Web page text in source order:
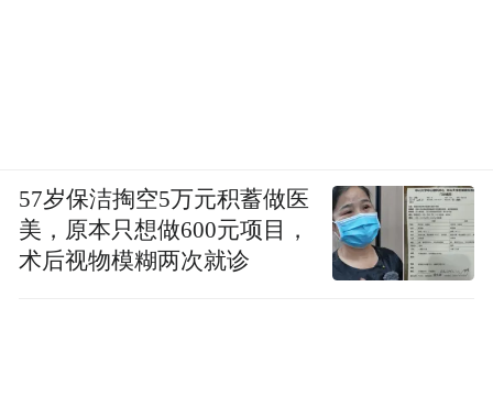
57岁保洁掏空5万元积蓄做医
美，原本只想做600元项目，
术后视物模糊两次就诊